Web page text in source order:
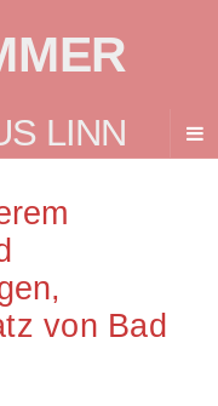
LINN
von Bad